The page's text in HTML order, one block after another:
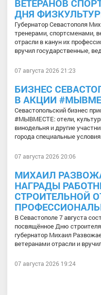
ВЕТЕРАНОВ
ДНЯ
Губернатор Севастополя
тренерами, спортсменами,
отрасли в канун их
вручил государственные,
07 августа 2026 21:23
БИЗНЕС
В АКЦИИ
Севастопольский бизнес
#МЫВМЕСТЕ: отели,
винодельня и другие
города специальные
07 августа 2026 20:06
МИХАИЛ
НАГРАДЫ
СТРОИТЕЛЬНОЙ
В Севастополе 7 августа
посвящённое Дню
губернатор Михаил
ветеранами отрасли и
07 августа 2026 19:24